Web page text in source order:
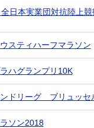
日本実業団対抗陸上競
スティハーフマラソン
ハグランプリ10K
ンドリーグ ブリュッセ
ソン2018